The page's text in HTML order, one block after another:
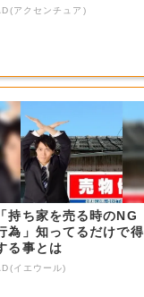
アクセンチュア)
「持ち家を売る時のNG
為」知ってるだけで得
る事とは
イエウール)